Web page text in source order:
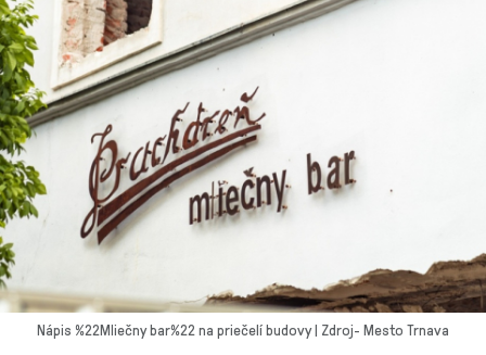
Nápis %22Mliečny bar%22 na priečelí budovy | Zdroj- Mesto Trnava